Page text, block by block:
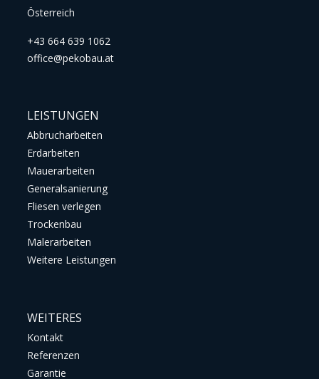
Österreich
+43 664 639 1062
office@pekobau.at
LEISTUNGEN
Abbrucharbeiten
Erdarbeiten
Mauerarbeiten
Generalsanierung
Fliesen verlegen
Trockenbau
Malerarbeiten
Weitere Leistungen
WEITERES
Kontakt
Referenzen
Garantie